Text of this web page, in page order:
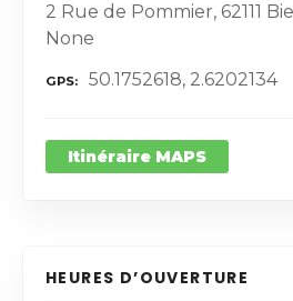
2 Rue de Pommier, 62111
None
GPS 50.1752618, 2.6202134
Itinéraire MAPS
HEURES D’OUVERTURE